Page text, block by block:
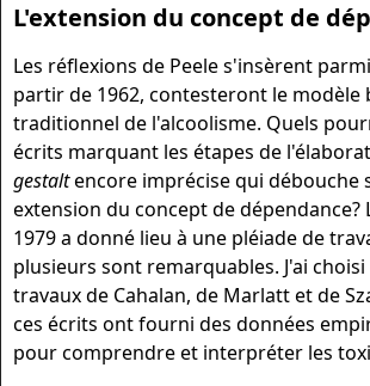
L'extension du concept de
Les réflexions de Peele s'insèrent
partir de 1962, contesteront le modèle
traditionnel de l'alcoolisme. Quels
écrits marquant les étapes de
gestaltencore imprécise qui débouche
extension du concept de dépendance?
1979 a donné lieu à une pléiade de
plusieurs sont remarquables. J'ai
travaux de Cahalan, de Marlatt et de
ces écrits ont fourni des données
pour comprendre et interpréter les